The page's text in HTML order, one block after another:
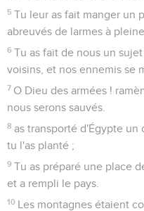
5 Tu leur as fait manger un
abreuvés de larmes à
6 Tu as fait de nous un
voisins, et nos ennemis se
7 O Dieu des armées !
nous serons sauvés.
8 as transporté d'Égypte un
tu l'as planté ;
9 Tu as préparé une place
et a rempli le pays.
10 Les montagnes étaient